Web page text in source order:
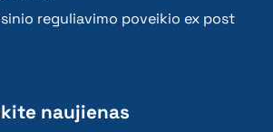
reguliavimo poveikio ex post
naujienas